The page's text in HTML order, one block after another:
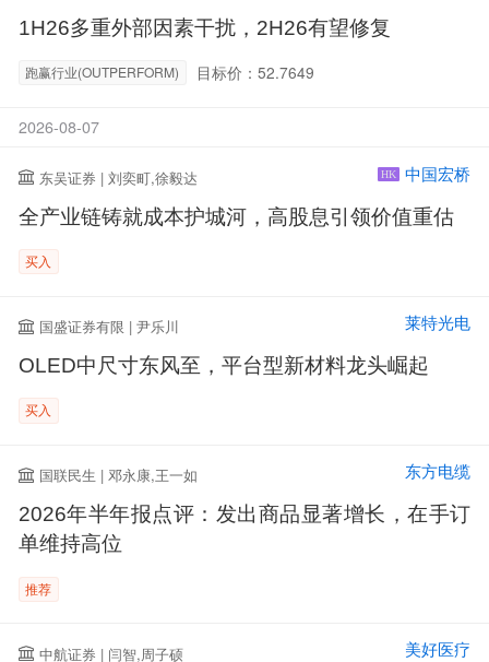
1H26多重外部因素干扰，2H26有望修复
跑赢行业(OUTPERFORM) 目标价：52.7649
2026-08-07
东吴证券 | 刘奕町,徐毅达 HK 中国宏桥
全产业链铸就成本护城河，高股息引领价值重估
买入
国盛证券有限 | 尹乐川 莱特光电
OLED中尺寸东风至，平台型新材料龙头崛起
买入
国联民生 | 邓永康,王一如 东方电缆
2026年半年报点评：发出商品显著增长，在手订
单维持高位
推荐
中航证券 | 闫智,周子硕 美好医疗